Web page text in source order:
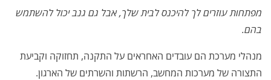
מפתחות עוזרים לך להיכנס לבית שלך, אבל גם גנב יכול להשתמש
בהם.
מנהלי מערכת הם עובדים האחראים על התקנה, תחזוקה וקביעת
התצורה של מערכות המחשב, הרשתות והשרתים של הארגון.